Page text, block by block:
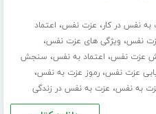
به نفس در کار، عزت نفس، اعتماد
نفس، ویژگی های عزت نفس،
عزت نفس، اعتماد به نفس، سنجش
عزت نفس،رموز عزت به نفس،
به نفس، عزت به نفس در زندگی